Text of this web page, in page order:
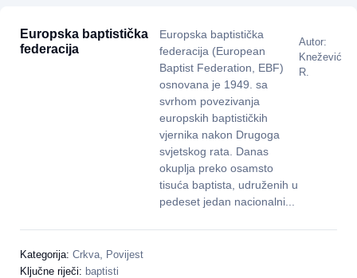
Europska baptistička
federacija
Europska baptistička
federacija (European
Baptist Federation, EBF)
osnovana je 1949. sa
svrhom povezivanja
europskih baptističkih
vjernika nakon Drugoga
svjetskog rata. Danas
okuplja preko osamsto
tisuća baptista, udruženih u
pedeset jedan nacionalni...
Autor:
Knežević
R.
Kategorija: Crkva
Povijest
Ključne riječi: baptisti